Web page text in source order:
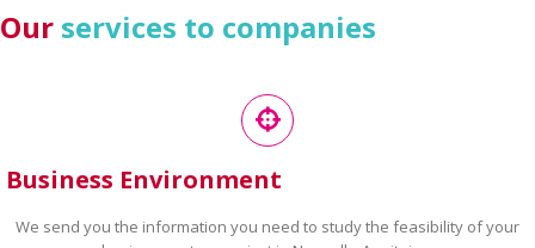
Our services to companies
Business Environment
We send you the information you need to study the feasibility of your